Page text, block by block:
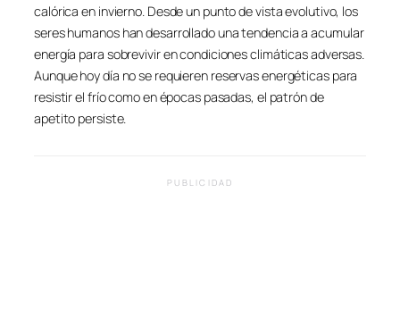
calórica en invierno. Desde un punto de vista evolutivo, los
seres humanos han desarrollado una tendencia a acumular
energía para sobrevivir en condiciones climáticas adversas.
Aunque hoy día no se requieren reservas energéticas para
resistir el frío como en épocas pasadas, el patrón de
apetito persiste.
PUBLICIDAD